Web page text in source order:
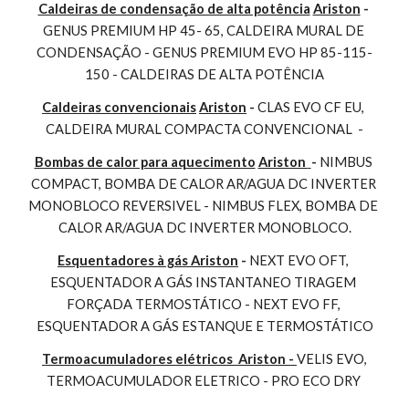
Caldeiras de condensação de alta potência Ariston
GENUS PREMIUM HP 45- 65, CALDEIRA MURAL DE
CONDENSAÇÃO - GENUS PREMIUM EVO HP 85-115-
150 - CALDEIRAS DE ALTA POTÊNCIA
Caldeiras convencionaisAriston - CLAS EVO CF EU,
CALDEIRA MURAL COMPACTA CONVENCIONAL  -
Bombas de calor para aquecimento Ariston - NIMBUS
COMPACT, BOMBA DE CALOR AR/AGUA DC INVERTER
MONOBLOCO REVERSIVEL - NIMBUS FLEX, BOMBA DE
CALOR AR/AGUA DC INVERTER MONOBLOCO.
Esquentadores à gás Ariston - NEXT EVO OFT,
ESQUENTADOR A GÁS INSTANTANEO TIRAGEM
FORÇADA TERMOSTÁTICO - NEXT EVO FF,
ESQUENTADOR A GÁS ESTANQUE E TERMOSTÁTICO
Termoacumuladores elétricos  Ariston - VELIS EVO,
TERMOACUMULADOR ELETRICO - PRO ECO DRY